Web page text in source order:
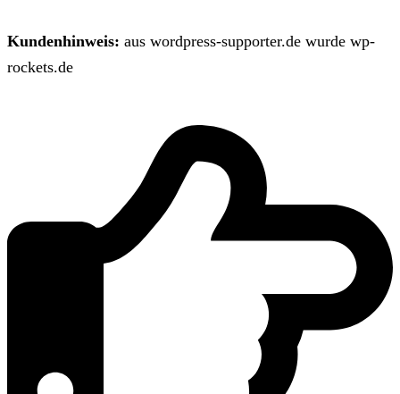
Kundenhinweis: aus wordpress-supporter.de wurde wp-
rockets.de